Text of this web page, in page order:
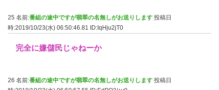
25 名前:番組の途中ですが翡翠の名無しがお送りします 投稿日
時:2019/10/23(水) 06:50:46.81
ID:IqHju2jT0
完全に嫌儲民じゃねーか
26 名前:番組の途中ですが翡翠の名無しがお送りします 投稿日